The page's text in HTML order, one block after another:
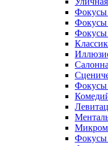
Фокусы
Фокусы
Фокусы
Фокусы
Фокусы